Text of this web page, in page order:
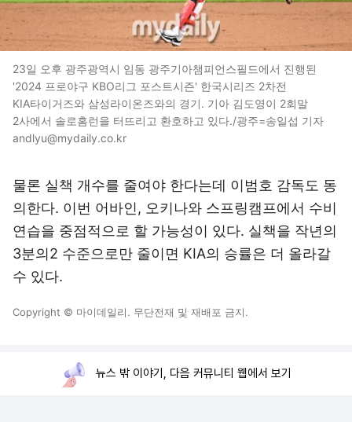
23일 오후 광주광역시 임동 광주기아챔피언스필드에서 진행된
'2024 프로야구 KBO리그 포스트시즌' 한국시리즈 2차전
KIA타이거즈와 삼성라이온즈와의 경기. 기아 김도영이 2회말
2사에서 솔로홈런을 터뜨리고 환호하고 있다./광주=송일섭 기자
andlyu@mydaily.co.kr
물론 실책 개수를 줄여야 한다는데 이범호 감독도 동
의한다. 이번 어바인, 오키나와 스프링캠프에서 수비
연습을 중점적으로 할 가능성이 있다. 실책을 작년의
3분의2 수준으로만 줄이면 KIA의 승률은 더 올라갈
수 있다.
Copyright © 마이데일리. 무단전재 및 재배포 금지.
뉴스 밖 이야기, 다음 커뮤니티 웹에서 보기